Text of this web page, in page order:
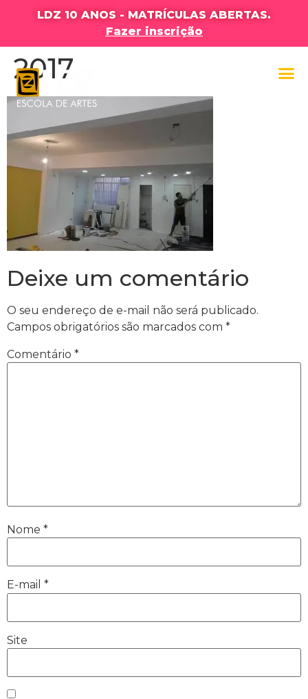
LDZ 10 ANOS - MATRÍCULAS ABERTAS.
Fazer inscrição
2017
Deixe um comentário
O seu endereço de e-mail não será publicado.
Campos obrigatórios são marcados com *
Comentário *
Nome *
E-mail *
Site